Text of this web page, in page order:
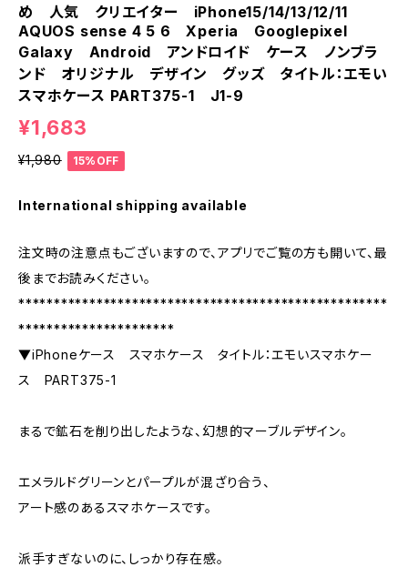
め 人気 クリエイター iPhone15/14/13/12/11
AQUOS sense 4 5 6 Xperia Googlepixel
Galaxy Android アンドロイド ケース ノンブラ
ンド オリジナル デザイン グッズ タイトル：エモい
スマホケース PART375-1 J1-9
¥1,683
¥1,980 15%OFF
International shipping available
注文時の注意点もございますので、アプリでご覧の方も開いて、最
後までお読みください。
****************************************************
**********************
▼iPhoneケース スマホケース タイトル：エモいスマホケー
ス PART375-1
まるで鉱石を削り出したような、幻想的マーブルデザイン。
エメラルドグリーンとパープルが混ざり合う、
アート感のあるスマホケースです。
派手すぎないのに、しっかり存在感。